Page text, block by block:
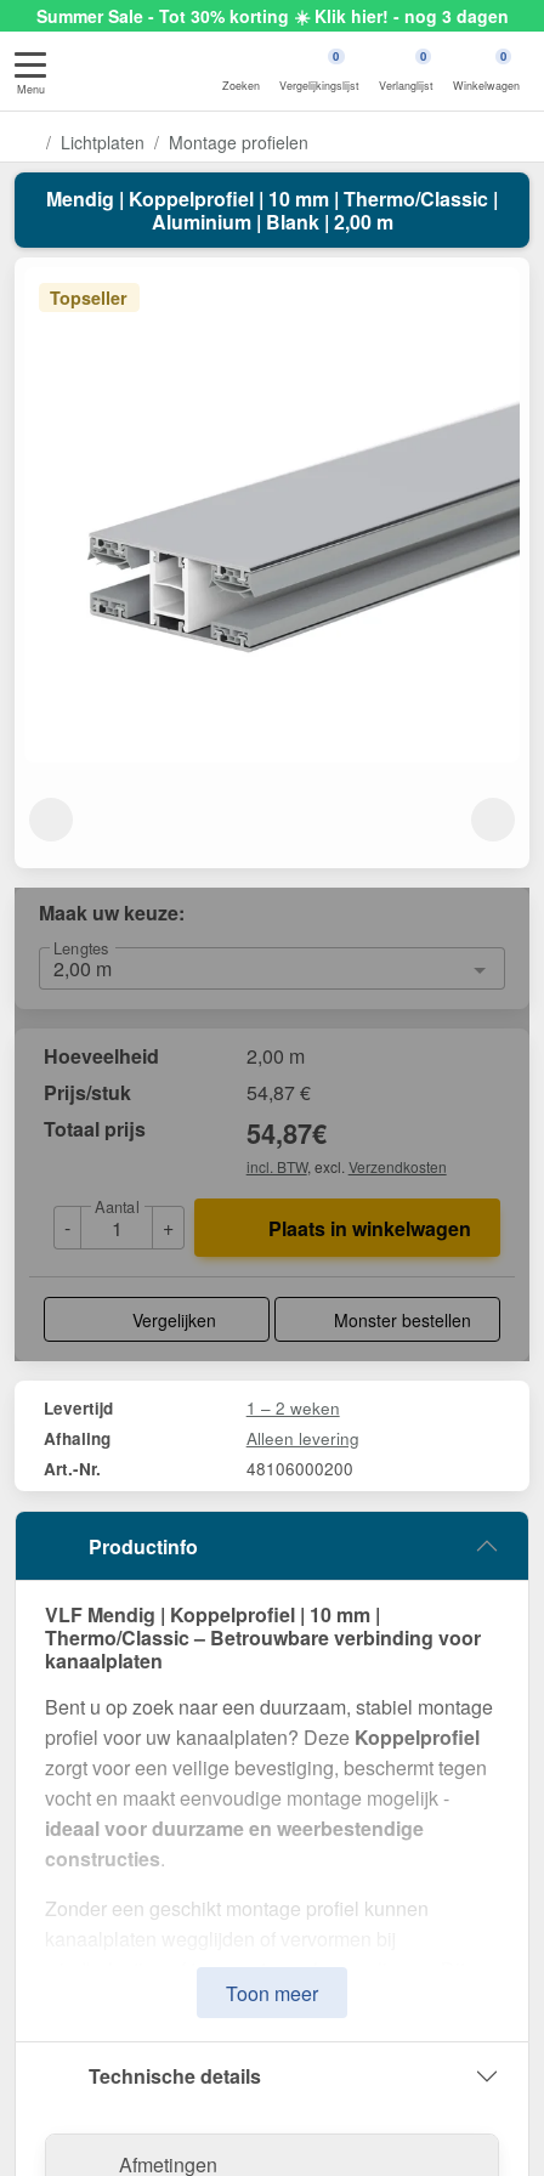
Summer Sale - Tot 30% korting ☀️ Klik hier! - nog 3 dagen
Menu Zoeken
0
Vergelijkingslijst
0
Verlanglijst
0
Winkelwagen
Lichtplaten Montage profielen
Mendig | Koppelprofiel | 10 mm | Thermo/Classic |
Aluminium | Blank | 2,00 m
Topseller
Maak uw keuze:
Lengtes
Hoeveelheid
2,00 m
Prijs/stuk
54,87€
Totaal prijs
54,87€
incl. BTW, excl. Verzendkosten
-
Aantal
+ Plaats in winkelwagen
Vergelijken Monster bestellen
Levertijd 1 – 2 weken
Afhaling Alleen levering
Art.-Nr. 48106000200
Productinfo
VLF Mendig | Koppelprofiel | 10 mm |
Thermo/Classic – Betrouwbare verbinding voor
kanaalplaten
Bent u op zoek naar een duurzaam, stabiel montage
profiel voor uw kanaalplaten? Deze Koppelprofiel
zorgt voor een veilige bevestiging, beschermt tegen
vocht en maakt eenvoudige montage mogelijk -
ideaal voor duurzame en weerbestendige
constructies.
Zonder een geschikt montage profiel kunnen
windbelasting of temperatuurschommelingen. Dit
stabiele, flexibele en visueel
Gemaakt vanAluminium en kunststof
kleur
om kanaalplaten optimaal met elkaar te verbinden.
Toon meer
Technische details
Afmetingen